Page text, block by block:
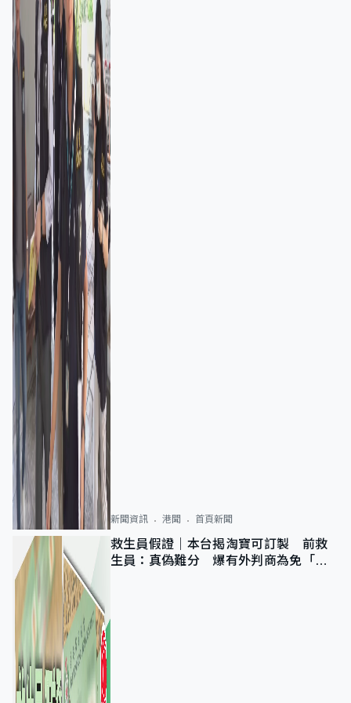
新聞資訊 港聞 首頁新聞
救生員假證｜本台揭淘寶可訂製 前救
生員：真偽難分 爆有外判商為免「封